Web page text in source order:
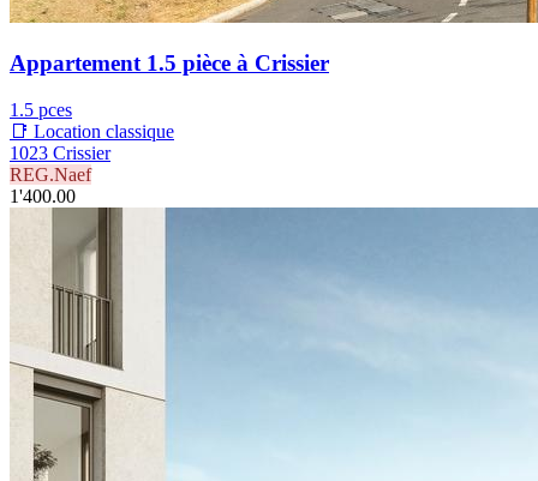
Appartement 1.5 pièce à Crissier
1.5 pces
📑 Location classique
1023 Crissier
REG.Naef
1'400.00